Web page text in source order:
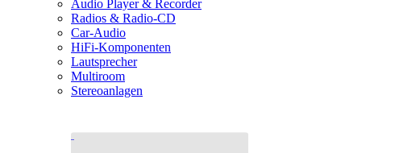
Audio Player & Recorder
Radios & Radio-CD
Car-Audio
HiFi-Komponenten
Lautsprecher
Multiroom
Stereoanlagen